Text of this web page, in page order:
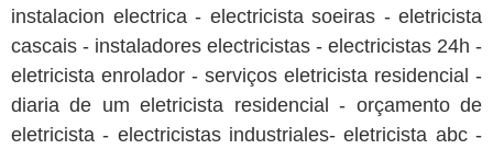
instalacion electrica - electricista soeiras - eletricista
cascais - instaladores electricistas - electricistas 24h -
eletricista enrolador - serviços eletricista residencial -
diaria de um eletricista residencial - orçamento de
eletricista - electricistas industriales- eletricista abc -